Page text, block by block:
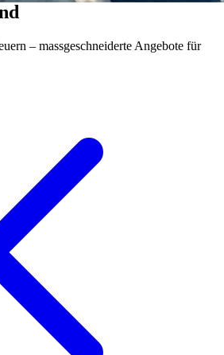
– massgeschneiderte Angebote für